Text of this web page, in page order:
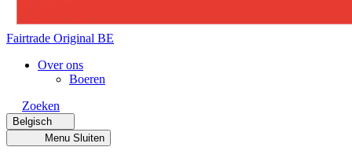
Fairtrade Original BE
Over ons
Boeren
Zoeken
Belgisch
Menu Sluiten